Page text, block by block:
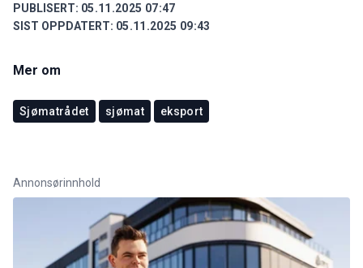
PUBLISERT: 05.11.2025 07:47
SIST OPPDATERT: 05.11.2025 09:43
Mer om
Sjømatrådet sjømat eksport
Annonsørinnhold